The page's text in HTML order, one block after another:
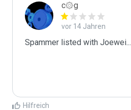
c۞g
vor 14 Jahren
Spammer listed with Joewei...
Hilfreich